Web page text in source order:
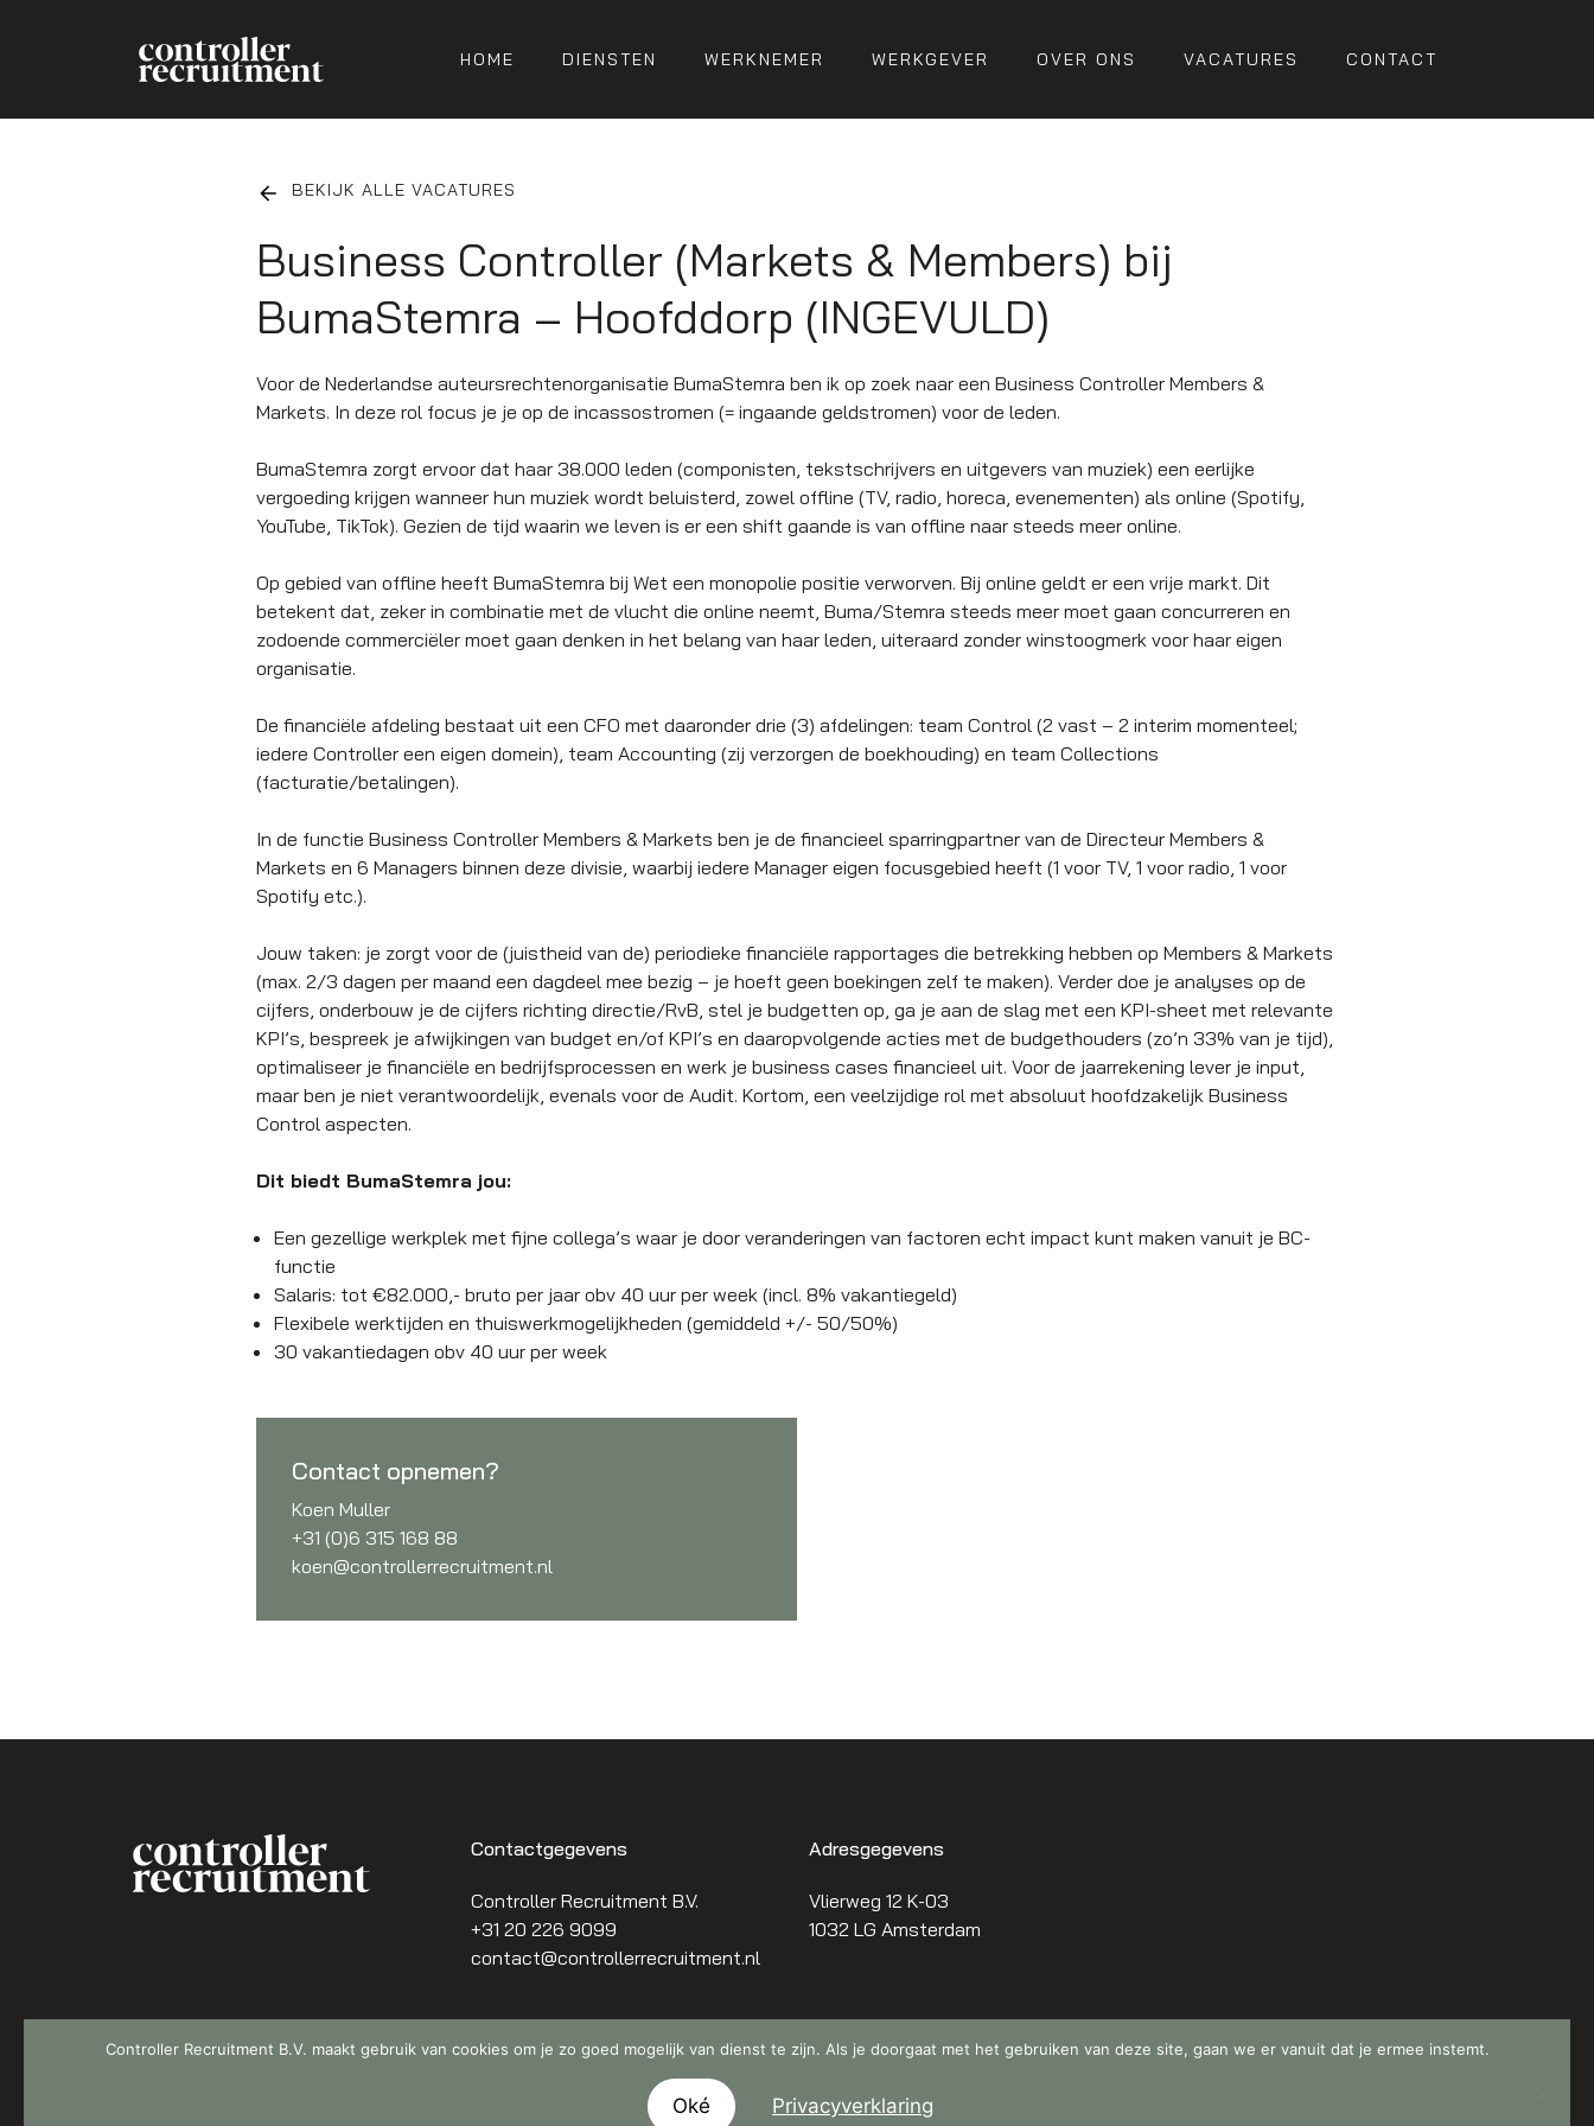
HOME DIENSTEN WERKNEMER WERKGEVER OVER ONS VACATURES CONTACT
BEKIJK ALLE VACATURES
Business Controller (Markets & Members) bij
BumaStemra – Hoofddorp (INGEVULD)
Voor de Nederlandse auteursrechtenorganisatie BumaStemra ben ik op zoek naar een Business Controller Members &
Markets. In deze rol focus je je op de incassostromen (= ingaande geldstromen) voor de leden.
BumaStemra zorgt ervoor dat haar 38.000 leden (componisten, tekstschrijvers en uitgevers van muziek) een eerlijke
vergoeding krijgen wanneer hun muziek wordt beluisterd, zowel offline (TV, radio, horeca, evenementen) als online (Spotify,
YouTube, TikTok). Gezien de tijd waarin we leven is er een shift gaande is van offline naar steeds meer online.
Op gebied van offline heeft BumaStemra bij Wet een monopolie positie verworven. Bij online geldt er een vrije markt. Dit
betekent dat, zeker in combinatie met de vlucht die online neemt, Buma/Stemra steeds meer moet gaan concurreren en
zodoende commerciëler moet gaan denken in het belang van haar leden, uiteraard zonder winstoogmerk voor haar eigen
organisatie.
De financiële afdeling bestaat uit een CFO met daaronder drie (3) afdelingen: team Control (2 vast – 2 interim momenteel;
iedere Controller een eigen domein), team Accounting (zij verzorgen de boekhouding) en team Collections
(facturatie/betalingen).
In de functie Business Controller Members & Markets ben je de financieel sparringpartner van de Directeur Members &
Markets en 6 Managers binnen deze divisie, waarbij iedere Manager eigen focusgebied heeft (1 voor TV, 1 voor radio, 1 voor
Spotify etc.).
Jouw taken: je zorgt voor de (juistheid van de) periodieke financiële rapportages die betrekking hebben op Members & Markets
(max. 2/3 dagen per maand een dagdeel mee bezig – je hoeft geen boekingen zelf te maken). Verder doe je analyses op de
cijfers, onderbouw je de cijfers richting directie/RvB, stel je budgetten op, ga je aan de slag met een KPI-sheet met relevante
KPI’s, bespreek je afwijkingen van budget en/of KPI’s en daaropvolgende acties met de budgethouders (zo’n 33% van je tijd),
optimaliseer je financiële en bedrijfsprocessen en werk je business cases financieel uit. Voor de jaarrekening lever je input,
maar ben je niet verantwoordelijk, evenals voor de Audit. Kortom, een veelzijdige rol met absoluut hoofdzakelijk Business
Control aspecten.
Dit biedt BumaStemra jou:
Een gezellige werkplek met fijne collega’s waar je door veranderingen van factoren echt impact kunt maken vanuit je BC-
functie
Salaris: tot €82.000,- bruto per jaar obv 40 uur per week (incl. 8% vakantiegeld)
Flexibele werktijden en thuiswerkmogelijkheden (gemiddeld +/- 50/50%)
30 vakantiedagen obv 40 uur per week
Contact opnemen?
Koen Muller
+31 (0)6 315 168 88
koen@controllerrecruitment.nl
Contactgegevens
Controller Recruitment B.V.
+31 20 226 9099
contact@controllerrecruitment.nl
Adresgegevens
Vlierweg 12 K-03
1032 LG Amsterdam
Controller Recruitment B.V. maakt gebruik van cookies om je zo goed mogelijk van dienst te zijn. Als je doorgaat met het gebruiken van deze site, gaan we er vanuit dat je ermee instemt.
Oké Privacyverklaring